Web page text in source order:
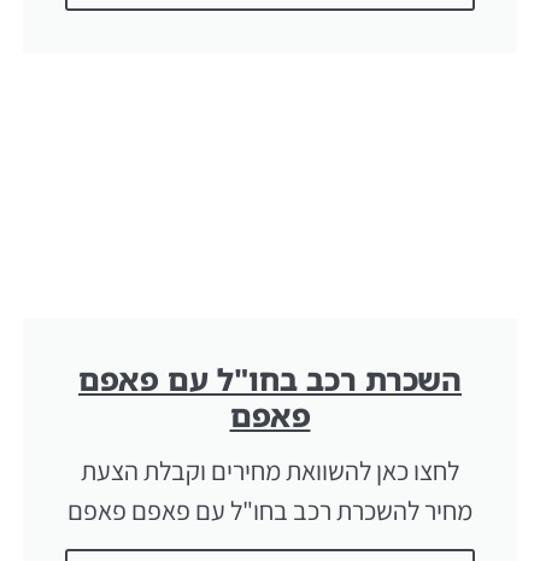
השכרת רכב בחו"ל עם פאפם
פאפם
לחצו כאן להשוואת מחירים וקבלת הצעת
מחיר להשכרת רכב בחו"ל עם פאפם פאפם